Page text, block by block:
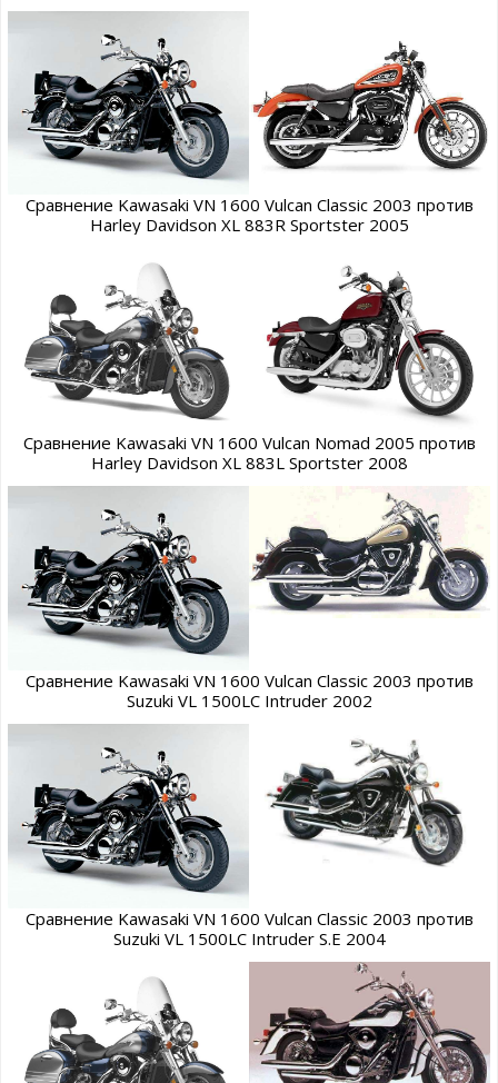
Сравнение Kawasaki VN 1600 Vulcan Classic 2003 против
Harley Davidson XL 883R Sportster 2005
Сравнение Kawasaki VN 1600 Vulcan Nomad 2005 против
Harley Davidson XL 883L Sportster 2008
Сравнение Kawasaki VN 1600 Vulcan Classic 2003 против
Suzuki VL 1500LC Intruder 2002
Сравнение Kawasaki VN 1600 Vulcan Classic 2003 против
Suzuki VL 1500LC Intruder S.E 2004